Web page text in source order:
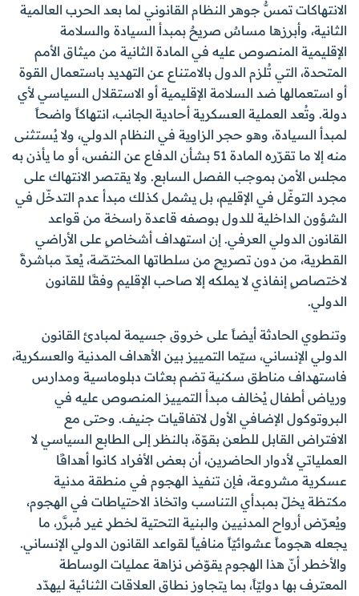
الانتهاكات تمسُّ جوهر النظام القانوني لما بعد الحرب العالمية
الثانية، وأبرزها مساسٌ صريحٌ بمبدأ السيادة والسلامة
الإقليمية المنصوص عليه في المادة الثانية من ميثاق الأمم
المتحدة، التي تُلزم الدول بالامتناع عن التهديد باستعمال القوة
أو استعمالها ضد السلامة الإقليمية أو الاستقلال السياسي لأي
دولة. وتُعد العملية العسكرية أحادية الجانب، انتهاكاً واضحاً
لمبدأ السيادة، وهو حجر الزاوية في النظام الدولي، ولا يُستثنى
منه إلا ما تقرّره المادة 51 بشأن الدفاع عن النفس، أو ما يأذن به
مجلس الأمن بموجب الفصل السابع. ولا يقتصر الانتهاك على
مجرد التوغّل في الإقليم، بل يشمل كذلك مبدأ عدم التدخّل في
الشؤون الداخلية للدول بوصفه قاعدة راسخة من قواعد
القانون الدولي العرفي. إن استهداف أشخاصٍ على الأراضي
القطرية، من دون تصريحٍ من سلطاتها المختصّة، يُعدّ مباشرةً
لاختصاصٍ إنفاذي لا يملكه إلا صاحب الإقليم وفقًا للقانون
الدولي.
وتنطوي الحادثة أيضاً على خروق جسيمة لمبادئ القانون
الدولي الإنساني، سيّما التمييز بين الأهداف المدنية والعسكرية،
فاستهداف مناطق سكنية تضم بعثات دبلوماسية ومدارس
ورياض أطفال يُخالف مبدأ التمييز المنصوص عليه في
البروتوكول الإضافي الأول لاتفاقيات جنيف. وحتى مع
الافتراض القابل للطعن بقوّة، بالنظر إلى الطابع السياسي لا
العملياتي لأدوار الحاضرين، أن بعض الأفراد كانوا أهدافًا
عسكرية مشروعة، فإن تنفيذ الهجوم في منطقة مدنية
مكتظة يخلّ بمبدأي التناسب واتخاذ الاحتياطات في الهجوم،
ويُعرّض أرواح المدنيين والبنية التحتية لخطرٍ غير مُبرَّر، ما
يجعله هجوماً عشوائيّاً منافياً لقواعد القانون الدولي الإنساني.
والأخطر أنّ هذا الهجوم يقوّض نزاهة عمليات الوساطة
المعترف بها دوليّاً، بما يتجاوز نطاق العلاقات الثنائية ليهدّد